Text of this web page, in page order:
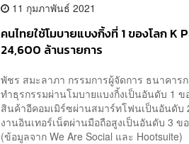
11 กุมภาพันธ์ 2021
คนไทยใช้โมบายแบงกิ้งที่ 1 ของโลก K
24,600 ล้านรายการ
พัชร สมะลาภา กรรมการผู้จัดการ ธนาคาร
ทำธุรกรรมผ่านโมบายแบงกิ้งเป็นอันดับ 1 ข
สินค้าอีคอมเมิร์ซผ่านสมาร์ทโฟนเป็นอันดับ
งานอินเทอร์เน็ตผ่านมือถือสูงเป็นอันดับ 3
(ข้อมูลจาก We Are Social และ